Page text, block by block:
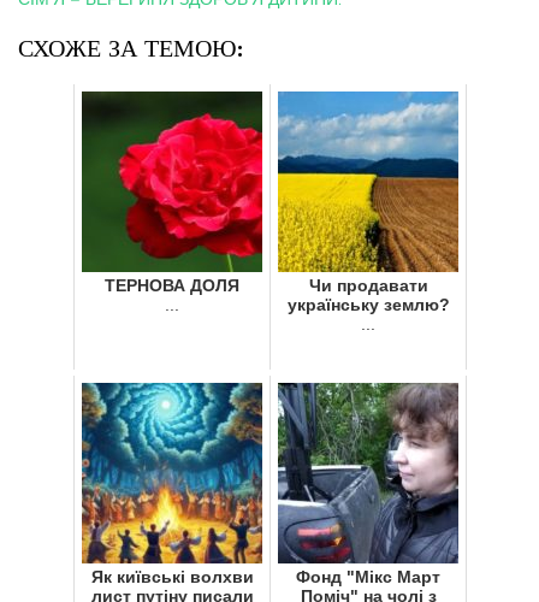
СХОЖЕ ЗА ТЕМОЮ:
ТЕРНОВА ДОЛЯ
...
Чи продавати
українську землю?
...
Як київські волхви
лист путіну писали
Фонд "Мікс Март
Поміч" на чолі з